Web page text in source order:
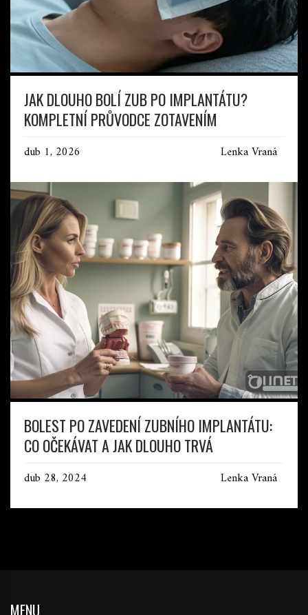
JAK DLOUHO BOLÍ ZUB PO IMPLANTÁTU?
KOMPLETNÍ PRŮVODCE ZOTAVENÍM
dub 1, 2026 Lenka Vraná
BOLEST PO ZAVEDENÍ ZUBNÍHO IMPLANTÁTU:
CO OČEKÁVAT A JAK DLOUHO TRVÁ
dub 28, 2024 Lenka Vraná
MENU